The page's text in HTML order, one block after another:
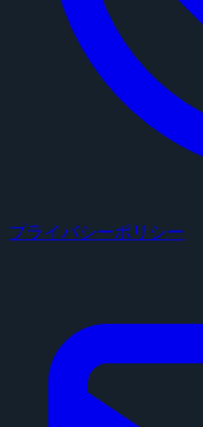
プライバシーポリシー